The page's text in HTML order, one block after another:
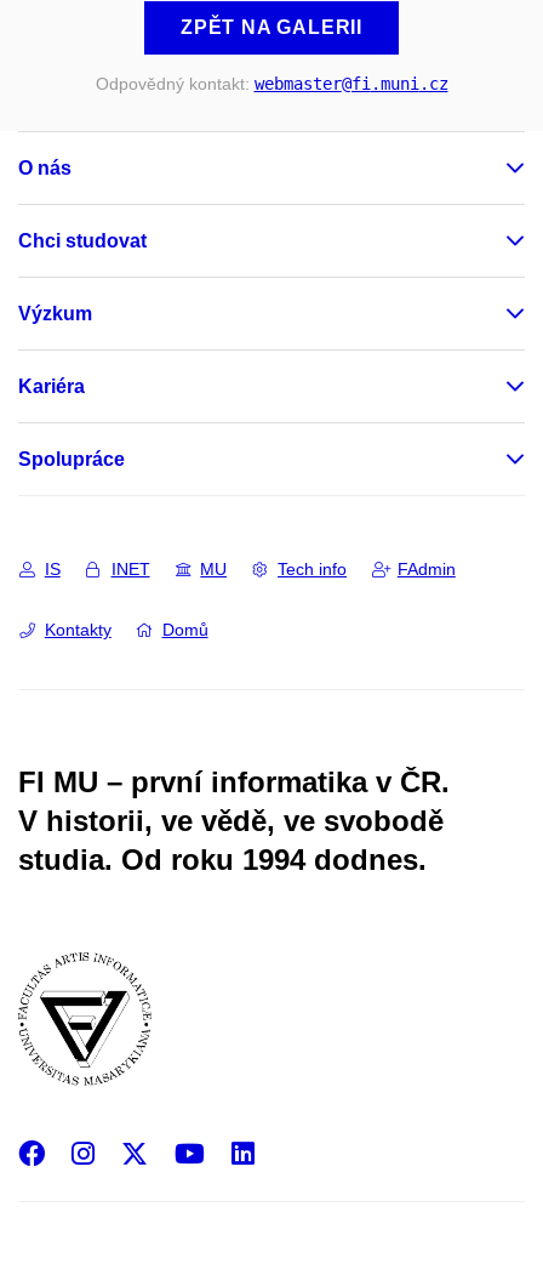
ZPĚT NA GALERII
Odpovědný kontakt: webmaster@fi .muni .cz
O nás
Chci studovat
Výzkum
Kariéra
Spolupráce
IS INET MU Tech info FAdmin
Kontakty Domů
FI MU – první informatika v ČR.
V historii, ve vědě, ve svobodě
studia. Od roku 1994 dodnes.
Facebook
InstagramYouTube